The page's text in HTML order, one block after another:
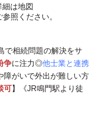
細は地図
照ください。
で相続問題の解決をサ
争に注力◎他士業と連携
障がいで外出が難しい方
可】《JR鳴門駅より徒